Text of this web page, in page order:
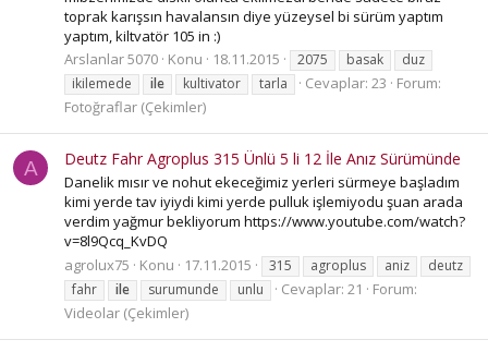
toprak karışsın havalansın diye yüzeysel bi sürüm yaptım
yaptım, kiltvatör 105 in :)
Arslanlar 5070 Konu 18.11.2015 2075 basak
duz
ikilemede
ile kultivator tarla Cevaplar: 23
Forum:
Fotoğraflar (Çekimler)
A Deutz Fahr Agroplus 315 Ünlü 5 li 12 İle Anız Sürümünde
Danelik mısır ve nohut ekeceğimiz yerleri sürmeye başladım
kimi yerde tav iyiydi kimi yerde pulluk işlemiyodu şuan arada
verdim yağmur bekliyorum https://www.youtube.com/watch?
v=8l9Qcq_KvDQ
agrolux75
Konu 17.11.2015 315 agroplus aniz
deutz
fahr
ile surumunde unlu Cevaplar: 21
Forum:
Videolar (Çekimler)